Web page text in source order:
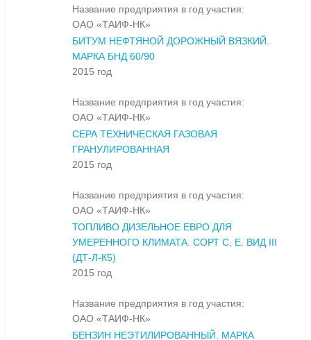
Название предприятия в год участия:
ОАО «ТАИФ-НК»
БИТУМ НЕФТЯНОЙ ДОРОЖНЫЙ ВЯЗКИЙ.
МАРКА БНД 60/90
2015 год
Название предприятия в год участия:
ОАО «ТАИФ-НК»
СЕРА ТЕХНИЧЕСКАЯ ГАЗОВАЯ
ГРАНУЛИРОВАННАЯ
2015 год
Название предприятия в год участия:
ОАО «ТАИФ-НК»
ТОПЛИВО ДИЗЕЛЬНОЕ ЕВРО ДЛЯ
УМЕРЕННОГО КЛИМАТА. СОРТ С, Е. ВИД III
(ДТ-Л-К5)
2015 год
Название предприятия в год участия:
ОАО «ТАИФ-НК»
БЕНЗИН НЕЭТИЛИРОВАННЫЙ. МАРКА